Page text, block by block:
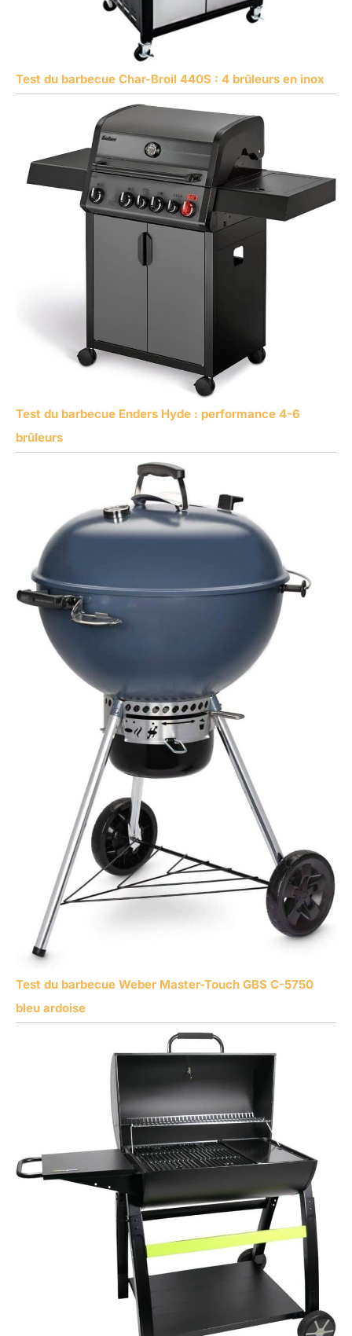
Test du barbecue Char-Broil 440S : 4 brûleurs en inox
Test du barbecue Enders Hyde : performance 4-6
brûleurs
Test du barbecue Weber Master-Touch GBS C-5750
bleu ardoise